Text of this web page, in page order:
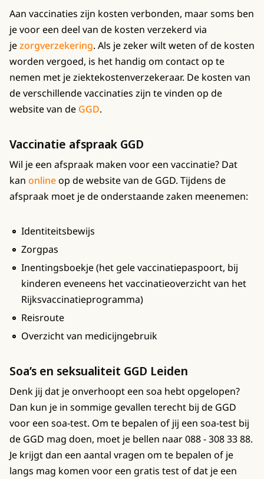
Aan vaccinaties zijn kosten verbonden, maar soms ben
je voor een deel van de kosten verzekerd via
jezorgverzekering. Als je zeker wilt weten of de kosten
worden vergoed, is het handig om contact op te
nemen met je ziektekostenverzekeraar. De kosten van
de verschillende vaccinaties zijn te vinden op de
website van de GGD.
Vaccinatie afspraak GGD
Wil je een afspraak maken voor een vaccinatie? Dat
kan onlineop de website van de GGD. Tijdens de
afspraak moet je de onderstaande zaken meenemen:
Identiteitsbewijs
Zorgpas
Inentingsboekje (het gele vaccinatiepaspoort, bij
kinderen eveneens het vaccinatieoverzicht van het
Rijksvaccinatieprogramma)
Reisroute
Overzicht van medicijngebruik
Soa’s en seksualiteit GGD Leiden
Denk jij dat je onverhoopt een soa hebt opgelopen?
Dan kun je in sommige gevallen terecht bij de GGD
voor een soa-test. Om te bepalen of jij een soa-test bij
de GGD mag doen, moet je bellen naar 088 - 308 33 88.
Je krijgt dan een aantal vragen om te bepalen of je
langs mag komen voor een gratis test of dat je een